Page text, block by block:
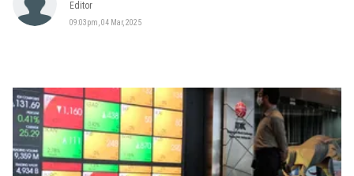
Editor
09:03pm, 04 Mar, 2025